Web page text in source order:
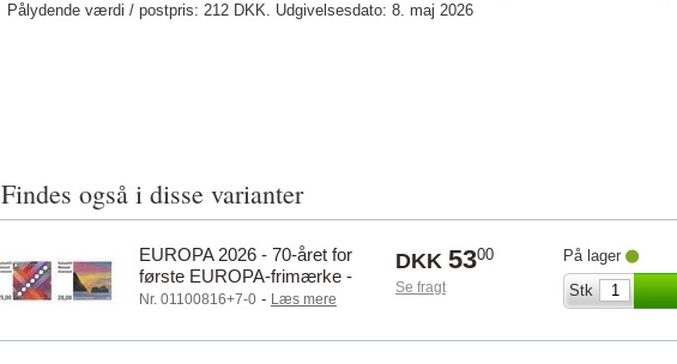
Pålydende værdi / postpris: 212 DKK. Udgivelsesdato: 8. maj 2026
Findes også i disse varianter
EUROPA 2026 - 70-året for
første EUROPA-frimærke -
Postfrisk - Sæt
Nr. 01100816+7-0 - Læs mere
DKK 5300
Se fragt
På lager
Stk